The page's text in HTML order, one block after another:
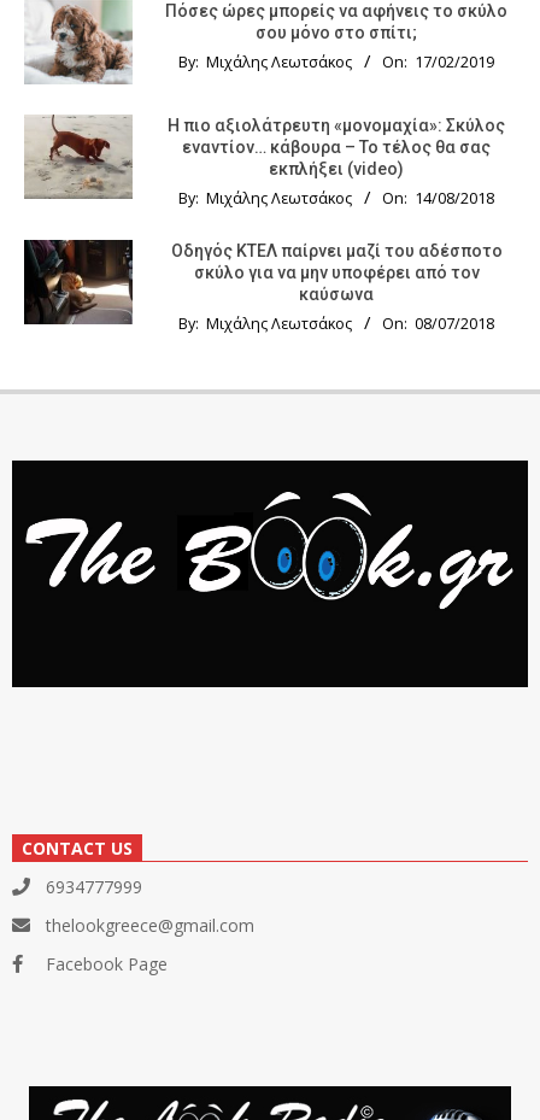
Πόσες ώρες μπορείς να αφήνεις το σκύλο
σου μόνο στο σπίτι;
By: Μιχάλης Λεωτσάκος On: 17/02/2019
Η πιο αξιολάτρευτη «μονομαχία»: Σκύλος
εναντίον… κάβουρα – Το τέλος θα σας
εκπλήξει (video)
By: Μιχάλης Λεωτσάκος On: 14/08/2018
Οδηγός KTΕΛ παίρνει μαζί του αδέσποτο
σκύλο για να μην υποφέρει από τον
καύσωνα
By: Μιχάλης Λεωτσάκος On: 08/07/2018
CONTACT US
6934777999
thelookgreece@gmail.com
Facebook Page